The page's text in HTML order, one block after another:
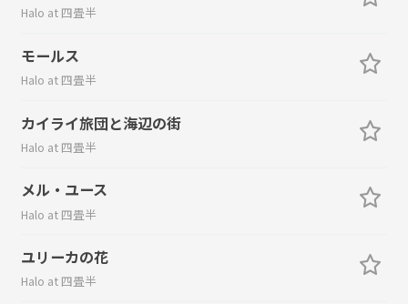
Halo at 四畳半
モールス
Halo at 四畳半
カイライ旅団と海辺の街
Halo at 四畳半
メル・ユース
Halo at 四畳半
ユリーカの花
Halo at 四畳半